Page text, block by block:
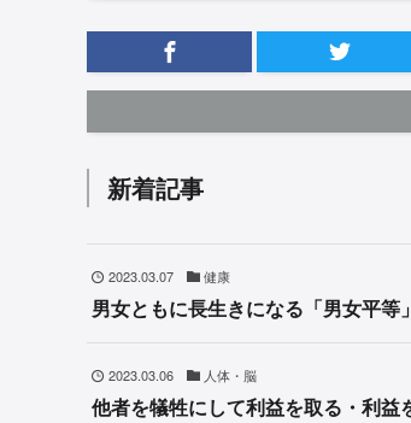
新着記事
2023.03.07 健康
男女ともに長生きになる「男女平等」
2023.03.06 人体・脳
他者を犠牲にして利益を取る・利益